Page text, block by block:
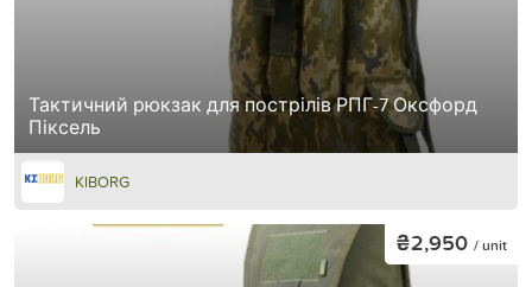
Тактичний рюкзак для пострілів РПГ-7 Оксфорд
Піксель
KIBORG
₴2,950 / unit